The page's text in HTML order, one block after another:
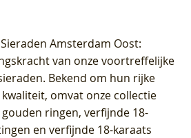
Amsterdam Oost:
van onze voortreffelijke
Bekend om hun rijke
omvat onze collectie
ringen, verfijnde 18-
en verfijnde 18-karaats